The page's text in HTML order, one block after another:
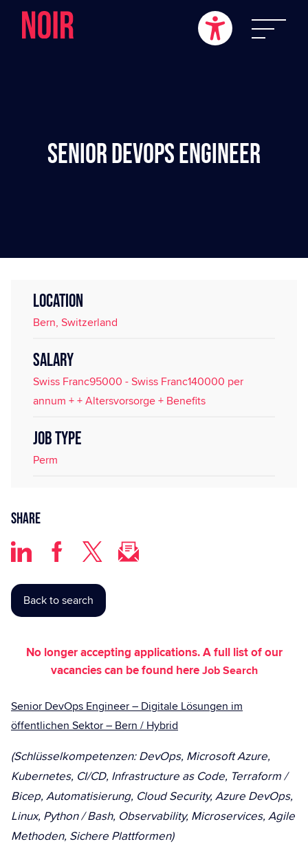
Senior DevOps Engineer
LOCATION
Bern, Switzerland
SALARY
Swiss Franc95000 - Swiss Franc140000 per
annum + + Altersvorsorge + Benefits
JOB TYPE
Perm
Share
Back to search
No longer accepting applications. A full list of our
vacancies can be found hereJob Search
Senior DevOps Engineer – Digitale Lösungen im
öffentlichen Sektor – Bern / Hybrid
(Schlüsselkompetenzen: DevOps, Microsoft Azure,
Kubernetes, CI/CD, Infrastructure as Code, Terraform /
Bicep, Automatisierung, Cloud Security, Azure DevOps,
Linux, Python / Bash, Observability, Microservices, Agile
Methoden, Sichere Plattformen)